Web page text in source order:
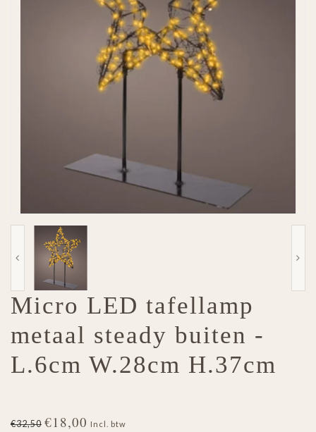
Micro LED tafellamp
metaal steady buiten -
L.6cm W.28cm H.37cm
€32,50 €18,00 Incl. btw